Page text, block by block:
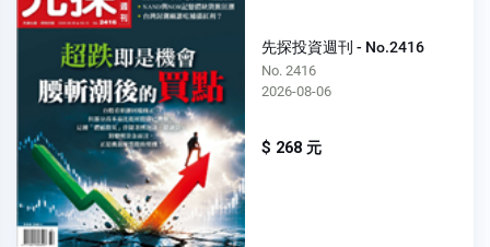
先探投資週刊 - No.2416
No. 2416
2026-08-06
$ 268 元